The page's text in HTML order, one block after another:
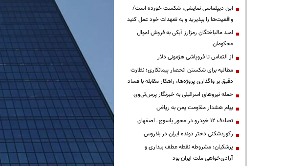
این دیپلماسی نمایشی، شکست خورده است/
واقعیت‌ها را بپذیرید و به تعهدات خود عمل کنید
امید مالباختگان رمزارز آبکی به فروش اموال
محکومان
از التماس تا فروپاشی هژمونی دلار
مطالبه برای شکستن انحصار پیمانکاری؛ نظارت
دقیق بر واگذاری پروژه‌ها، راهکار مقابله با فساد
حمله نیروهای اسرائیلی به خبرنگار پرس‌تی‌وی
پیام هشدار مقاومت یمن به ریاض
تصادف ۱۲ خودرو در محور یاسوج ـ اصفهان
رکوردشکنی دختر دونده ایران در بلاروس
پزشکیان: مشروطه نقطه عطف بیداری و
آزادی‌خواهی ملت ایران بود